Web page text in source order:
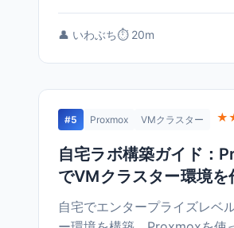
👤 いわぶち⏱️ 20m
#5 Proxmox VMクラスター
自宅ラボ構築ガイド：
でVMクラスター環境を
自宅でエンタープライズレベ